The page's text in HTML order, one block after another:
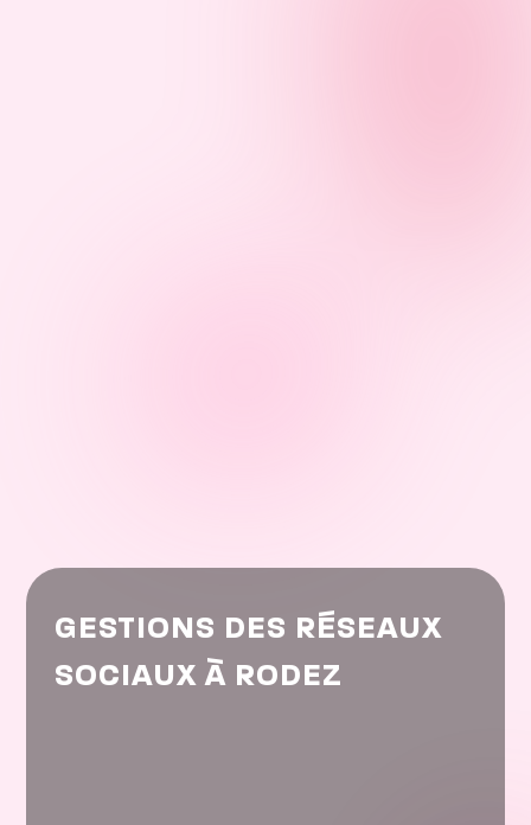
GESTIONS DES RÉSEAUX
SOCIAUX À RODEZ